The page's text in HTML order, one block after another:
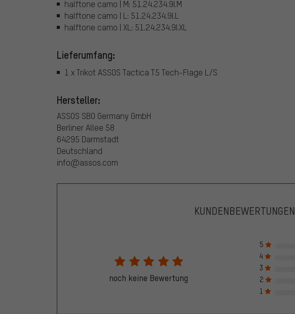
halftone camo | M: 51.24.234.9I.M
halftone camo | L: 51.24.234.9I.L
halftone camo | XL: 51.24.234.9I.XL
Lieferumfang:
1 x Trikot ASSOS Tactica T5 Tech-Flage L/S
Hersteller:
ASSOS SBO Germany GmbH
Berliner Allee 58
64295 Darmstadt
Deutschland
info@assos.com
KUNDENBEWERTUNGEN
noch keine Bewertung
5
4
3
2
1